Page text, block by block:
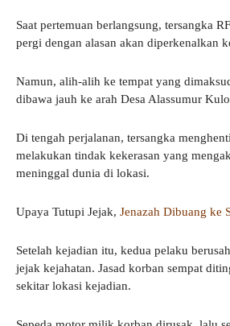
Saat pertemuan berlangsung, tersangka
pergi dengan alasan akan diperkenalkan
Namun, alih-alih ke tempat yang
dibawa jauh ke arah Desa Alassumur
Di tengah perjalanan, tersangka
melakukan tindak kekerasan yang
meninggal dunia di lokasi.
Upaya Tutupi Jejak, Jenazah Dibuang ke
Setelah kejadian itu, kedua pelaku
jejak kejahatan. Jasad korban sempat
sekitar lokasi kejadian.